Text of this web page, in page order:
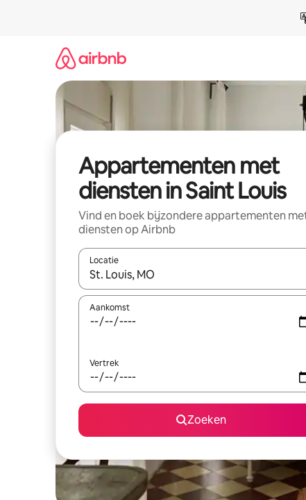
Appartementen met
diensten in Saint Louis
Vind en boek bijzondere appartementen
diensten op Airbnb
Locatie
Wanneer er resultaten beschikbaar zijn, maak
Aankomst
Vertrek
Zoeken